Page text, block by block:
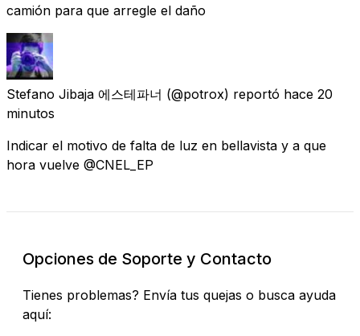
camión para que arregle el daño
Stefano Jibaja 에스테파너 (@potrox) reportó hace 20
minutos
Indicar el motivo de falta de luz en bellavista y a que
hora vuelve @CNEL_EP
Opciones de Soporte y Contacto
Tienes problemas? Envía tus quejas o busca ayuda
aquí: